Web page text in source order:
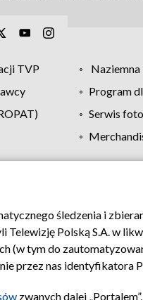
TVP
Program
Serwis
Pomoc Biuro
śledzenia i
Polską S.A. w
(w tym do
przez nas identyfikatora
zwanych dalej